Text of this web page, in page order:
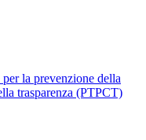
la prevenzione della
trasparenza (PTPCT)